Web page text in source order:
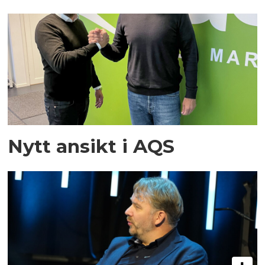
Nytt ansikt i AQS